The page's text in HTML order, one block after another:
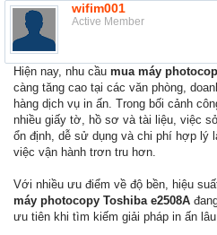
wifim001
Active Member
Hiện nay, nhu cầu mua máy
càng tăng cao tại các văn phòng,
hàng dịch vụ in ấn. Trong bối cảnh
nhiều giấy tờ, hồ sơ và tài liệu, việc
ổn định, dễ sử dụng và chi phí hợp lý
việc vận hành trơn tru hơn.
Với nhiều ưu điểm về độ bền, hiệu
máy photocopy Toshiba e2508A
ưu tiên khi tìm kiếm giải pháp in ấn